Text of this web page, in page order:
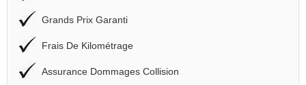
Grands Prix Garanti
Frais De Kilométrage
Assurance Dommages Collision